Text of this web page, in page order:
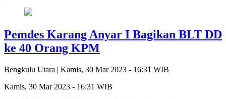
Pemdes Karang Anyar I Bagikan BLT DD
ke 40 Orang KPM
Bengkulu Utara | Kamis, 30 Mar 2023 - 16:31 WIB
Kamis, 30 Mar 2023 - 16:31 WIB